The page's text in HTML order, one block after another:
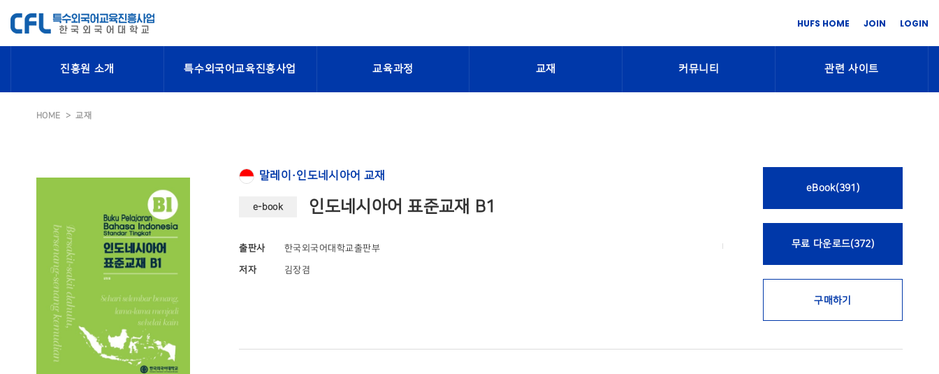
HUFS HOME JOIN LOGIN
진흥원 소개 특수외국어교육진흥사업 교육과정 교재 커뮤니티 관련 사이트
HOME 교재
말레이·인도네시아어 교재
e-book 인도네시아어 표준교재 B1
출판사 한국외국어대학교출판부
저자 김장겸
eBook(391)
무료 다운로드(372)
구매하기